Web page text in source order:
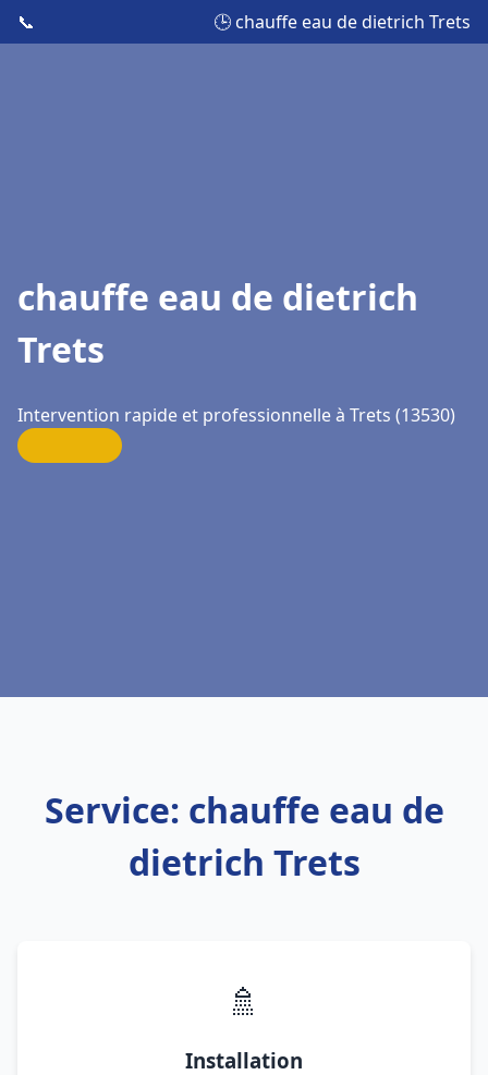
📞 🕒 chauffe eau de dietrich Trets
chauffe eau de dietrich
Trets
Intervention rapide et professionnelle à Trets (13530)
Service: chauffe eau de
dietrich Trets
🚿
Installation